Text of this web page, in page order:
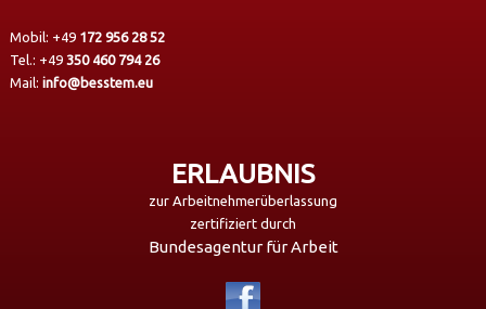
Mobil: +49 172 956 28 52
Tel.: +49 350 460 794 26
Mail: info@besstem.eu
ERLAUBNIS
zur Arbeitnehmerüberlassung
zertifiziert durch
Bundesagentur für Arbeit